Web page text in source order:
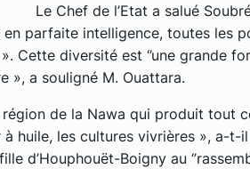
Le Chef de l’Etat a salué
parfaite intelligence, toutes les
Cette diversité est ‘’une grande
», a souligné M. Ouattara.
région de la Nawa qui produit tout
huile, les cultures vivrières », a-t-
d’Houphouët-Boigny au